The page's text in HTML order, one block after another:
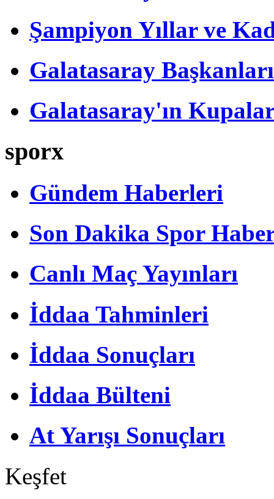
Şampiyon Yıllar ve
Galatasaray Başkanları
Galatasaray'ın
sporx
Gündem Haberleri
Son Dakika Spor
Canlı Maç Yayınları
İddaa Tahminleri
İddaa Sonuçları
İddaa Bülteni
At Yarışı Sonuçları
Keşfet